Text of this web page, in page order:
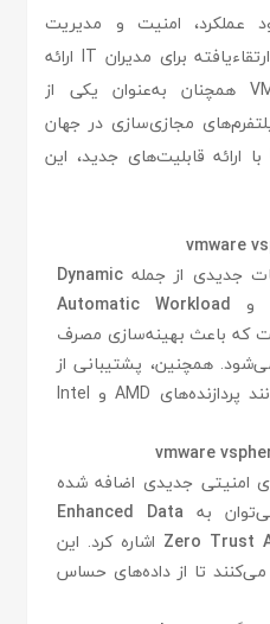
عملکرد، امنیت و مدیریت
سیستم‌های مجازی، تجربه‌ای ارتقاءیافته برای مدیران IT ارائه
می‌دهد. VMware vSphere 8 همچنان به‌عنوان یکی از
مجازی‌سازی در جهان
شناخته می‌شود و Update 2 با ارائه قابلیت‌های جدید، این
Dynamic
و Automatic Workload
که باعث بهینه‌سازی مصرف
همچنین، پشتیبانی از
سخت‌افزارهای نسل جدید مانند پردازنده‌های AMD و Intel
امنیتی جدیدی اضافه شده
بهEnhanced Data
Zero Trust اشاره کرد. این
تا از داده‌های حساس